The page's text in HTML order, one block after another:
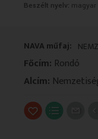
Beszélt nyelv: magyar
NAVA műfaj:
Főcím: Rondó
Alcím: